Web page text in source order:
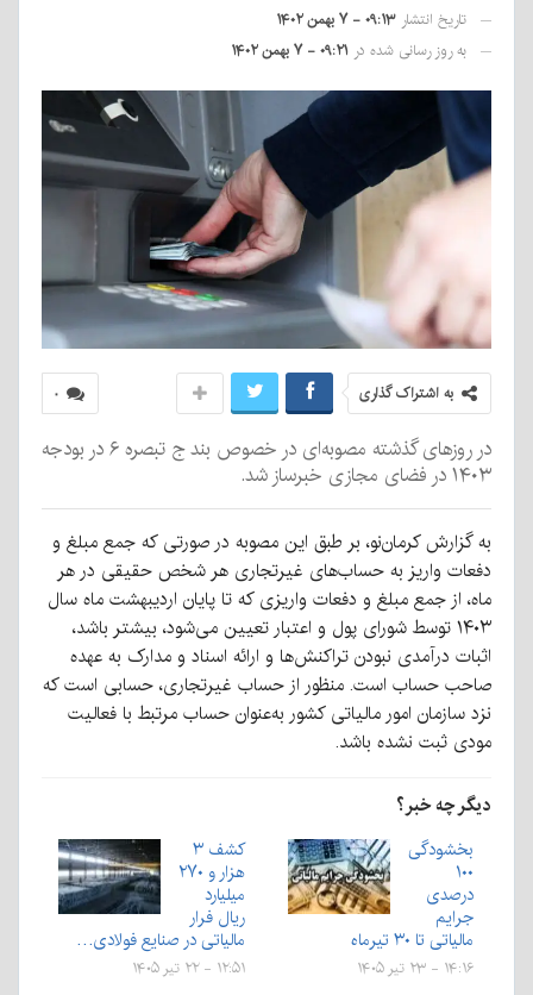
تاریخ انتشار ۰۹:۱۳ - ۷ بهمن ۱۴۰۲
به روز رسانی شده در ۰۹:۲۱ - ۷ بهمن ۱۴۰۲
۰ به اشتراک گذاری
در روزهای گذشته مصوبه‌ای در خصوص بند ج تبصره ۶ در بودجه
۱۴۰۳ در فضای مجازی خبرساز شد.
به گزارش کرمان‌نو، بر طبق این مصوبه در صورتی که جمع مبلغ و
دفعات واریز به حساب‌های غیرتجاری هر شخص حقیقی در هر
ماه، از جمع مبلغ و دفعات واریزی که تا پایان اردیبهشت ماه سال
۱۴۰۳ توسط شورای پول و اعتبار تعیین می‌شود، بیشتر باشد،
اثبات درآمدی نبودن تراکنش‌ها و ارائه اسناد و مدارک به عهده
صاحب حساب است. منظور از حساب غیرتجاری، حسابی است که
نزد سازمان امور مالیاتی کشور به‌عنوان حساب مرتبط با فعالیت
مودی ثبت نشده باشد.
دیگر چه خبر؟
بخشودگی
۱۰۰
درصدی
جرایم
مالیاتی تا ۳۰ تیرماه
۱۴:۱۶ - ۲۳ تیر ۱۴۰۵
کشف ۳
هزار و ۲۷۰
میلیارد
ریال فرار
مالیاتی در صنایع فولادی…
۱۲:۵۱ - ۲۲ تیر ۱۴۰۵